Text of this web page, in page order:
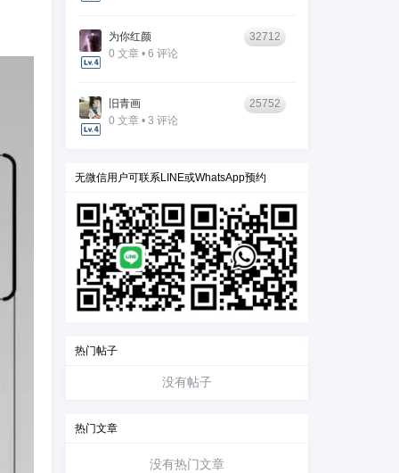
为你红颜
0 文章 • 6 评论
32712
旧青画
0 文章 • 3 评论
25752
无微信用户可联系LINE或WhatsApp预约
热门帖子
没有帖子
热门文章
没有热门文章